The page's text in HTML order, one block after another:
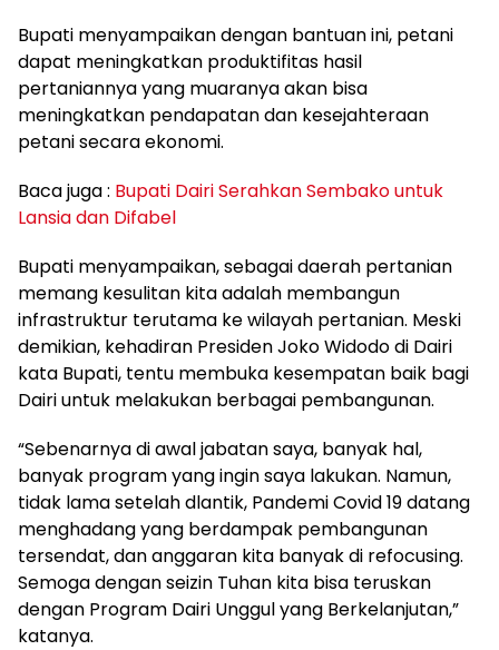
Bupati menyampaikan dengan bantuan ini, petani
dapat meningkatkan produktifitas hasil
pertaniannya yang muaranya akan bisa
meningkatkan pendapatan dan kesejahteraan
petani secara ekonomi.
Baca juga : Bupati Dairi Serahkan Sembako untuk
Lansia dan Difabel
Bupati menyampaikan, sebagai daerah pertanian
memang kesulitan kita adalah membangun
infrastruktur terutama ke wilayah pertanian. Meski
demikian, kehadiran Presiden Joko Widodo di Dairi
kata Bupati, tentu membuka kesempatan baik bagi
Dairi untuk melakukan berbagai pembangunan.
“Sebenarnya di awal jabatan saya, banyak hal,
banyak program yang ingin saya lakukan. Namun,
tidak lama setelah dlantik, Pandemi Covid 19 datang
menghadang yang berdampak pembangunan
tersendat, dan anggaran kita banyak di refocusing.
Semoga dengan seizin Tuhan kita bisa teruskan
dengan Program Dairi Unggul yang Berkelanjutan,”
katanya.